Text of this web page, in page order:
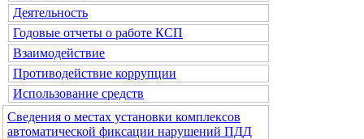
Деятельность
Годовые отчеты о работе КСП
Взаимодействие
Противодействие коррупции
Использование средств
Сведения о местах установки комплексов
автоматической фиксации нарушений ПДД